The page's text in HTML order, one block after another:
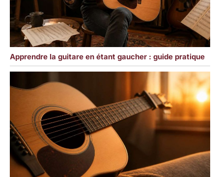
Apprendre la guitare en étant gaucher : guide pratique